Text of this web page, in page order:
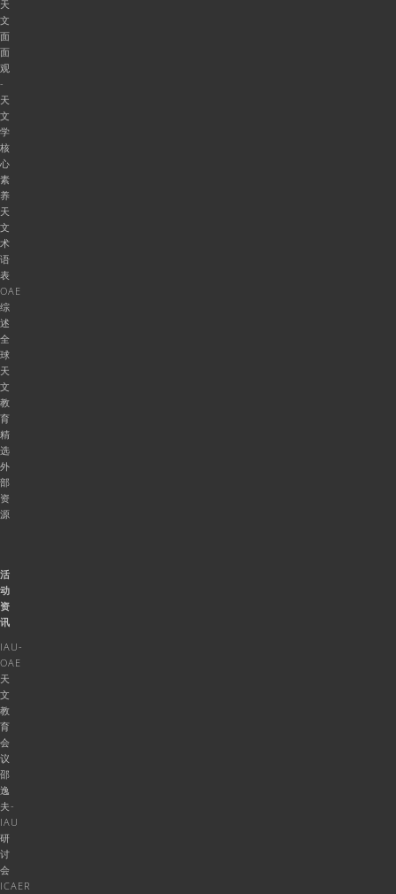
天
文
面
面
观
-
天
文
学
核
心
素
养
天
文
术
语
表
OAE
综
述
全
球
天
文
教
育
精
选
外
部
资
源
活
动
资
讯
IAU-
OAE
天
文
教
育
会
议
邵
逸
夫-
IAU
研
讨
会
ICAER